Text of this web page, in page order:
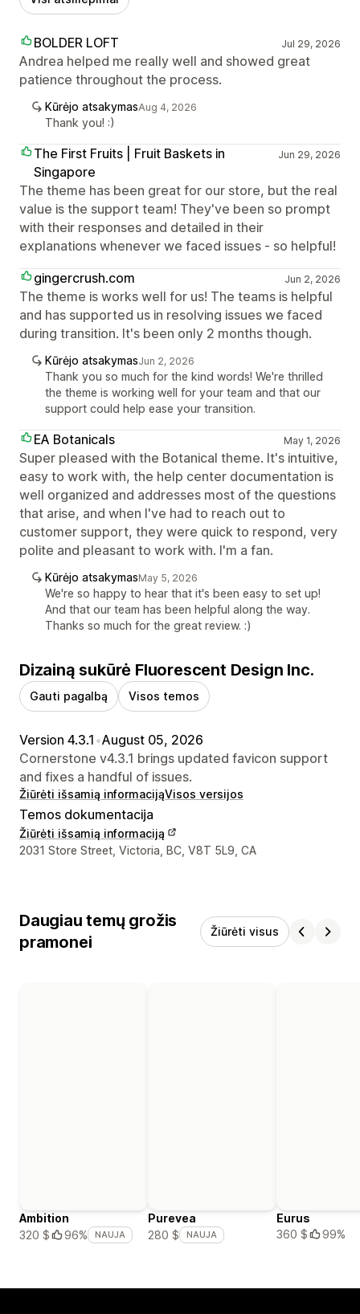
BOLDER LOFT Jul 29, 2026
Andrea helped me really well and showed great
patience throughout the process.
Kūrėjo atsakymasAug 4, 2026
Thank you! :)
The First Fruits | Fruit Baskets in
Singapore
Jun 29, 2026
The theme has been great for our store, but the real
value is the support team! They've been so prompt
with their responses and detailed in their
explanations whenever we faced issues - so helpful!
gingercrush.com
Jun 2, 2026
The theme is works well for us! The teams is helpful
and has supported us in resolving issues we faced
during transition. It's been only 2 months though.
Kūrėjo atsakymasJun 2, 2026
Thank you so much for the kind words! We're thrilled
the theme is working well for your team and that our
support could help ease your transition.
EA Botanicals May 1, 2026
Super pleased with the Botanical theme. It's intuitive,
easy to work with, the help center documentation is
well organized and addresses most of the questions
that arise, and when I've had to reach out to
customer support, they were quick to respond, very
polite and pleasant to work with. I'm a fan.
Kūrėjo atsakymasMay 5, 2026
We're so happy to hear that it's been easy to set up!
And that our team has been helpful along the way.
Thanks so much for the great review. :)
Dizainą sukūrė Fluorescent Design Inc.
Gauti pagalbą Visos temos
Version 4.3.1 •August 05, 2026
Cornerstone v4.3.1 brings updated favicon support
and fixes a handful of issues.
Žiūrėti išsamią informacijąVisos versijos
Temos dokumentacija
Žiūrėti išsamią informaciją
Kūrėjo kontaktiniai duomenys
2031 Store Street, Victoria, BC, V8T 5L9, CA
Daugiau temų grožis
pramonei
Žiūrėti visus
Ambition
320 $
96% NAUJA
Purevea
280 $
NAUJA
Eurus
360 $
99%